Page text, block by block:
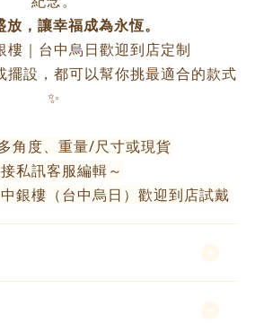
放，讓幸福成為永恆。
樓｜台中烏日歡迎到店定制
擺設，都可以幫你挑最適合的款式
✨
角度、重量/尺寸或現貨
私訊客服編輯～
銀樓（台中烏日）歡迎到店試戴